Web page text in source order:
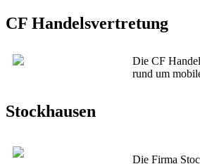
CF Handelsvertretung
Die CF
rund um
Stockhausen
Die Firma